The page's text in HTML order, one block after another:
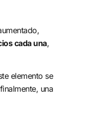
cada una,
elemento se
una